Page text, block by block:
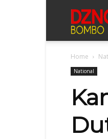
Home
National